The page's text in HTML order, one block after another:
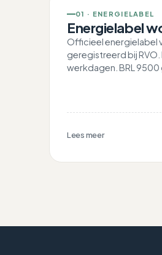
01 · ENERGIELABEL
Energielabel
Officieel energielabel
geregistreerd bij
werkdagen. BRL
Lees meer